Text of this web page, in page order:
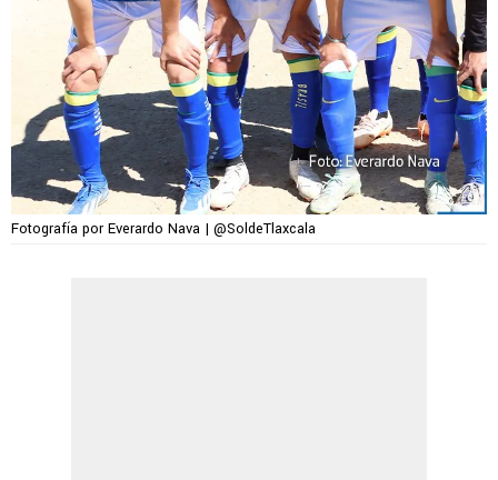
Fotografía por Everardo Nava | @SoldeTlaxcala